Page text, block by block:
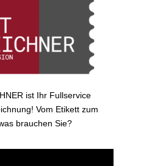
ist Ihr Fullservice
Vom Etikett zum
brauchen Sie?